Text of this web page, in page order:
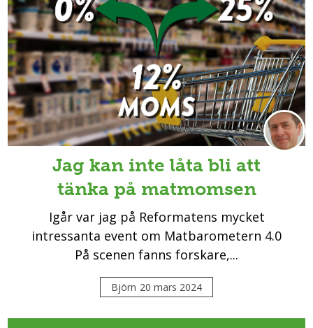
Jag kan inte låta bli att
tänka på matmomsen
Igår var jag på Reformatens mycket
intressanta event om Matbarometern 4.0
På scenen fanns forskare,...
Björn 20 mars 2024